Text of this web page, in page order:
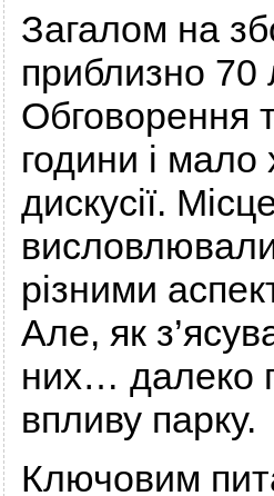
Загалом на
приблизно
Обговорення
години і мало
дискусії.
різними
Але, як
них… далеко
впливу парку.
Ключовим